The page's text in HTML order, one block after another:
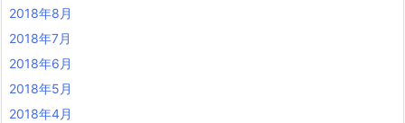
2018年8月
2018年7月
2018年6月
2018年5月
2018年4月